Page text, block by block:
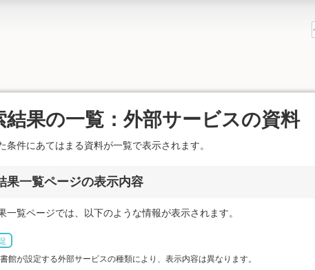
結果の一覧：外部サービスの資料
条件にあてはまる資料が一覧で表示されます。
果一覧ページの表示内容
一覧ページでは、以下のような情報が表示されます。
館が設定する外部サービスの種類により、表示内容は異なります。